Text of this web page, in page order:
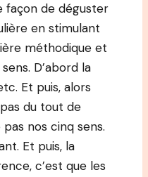
façon de déguster
en stimulant
méthodique et
D’abord la
Et puis, alors
du tout de
nos cinq sens.
Et puis, la
c’est que les